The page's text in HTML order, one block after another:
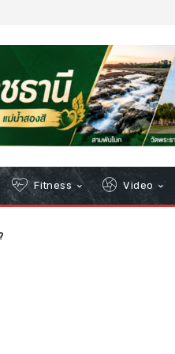
Fitness Video